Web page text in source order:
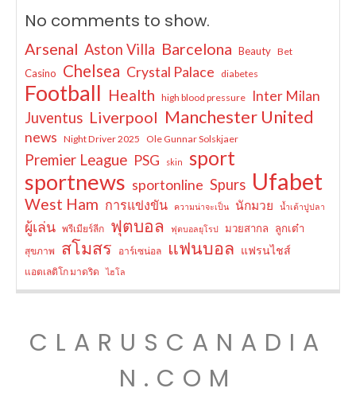
No comments to show.
Arsenal Aston Villa Barcelona Beauty Bet
Casino Chelsea Crystal Palace diabetes
Football Health high blood pressure Inter Milan
Juventus Liverpool Manchester United
news Night Driver 2025 Ole Gunnar Solskjaer
Premier League PSG skin sport
sportnews sportonline Spurs Ufabet
West Ham การแข่งขัน ความน่าจะเป็น นักมวย น้ำเต้าปูปลา
ผู้เล่น พรีเมียร์ลีก ฟุตบอล ฟุตบอลยุโรป มวยสากล ลูกเต๋า
สุขภาพ สโมสร อาร์เซน่อล แฟนบอล แฟรนไชส์
แอตเลติโก มาดริด ไฮโล
CLARUSCANADIA
N.COM